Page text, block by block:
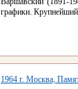
графики.
1964 г. Москва,